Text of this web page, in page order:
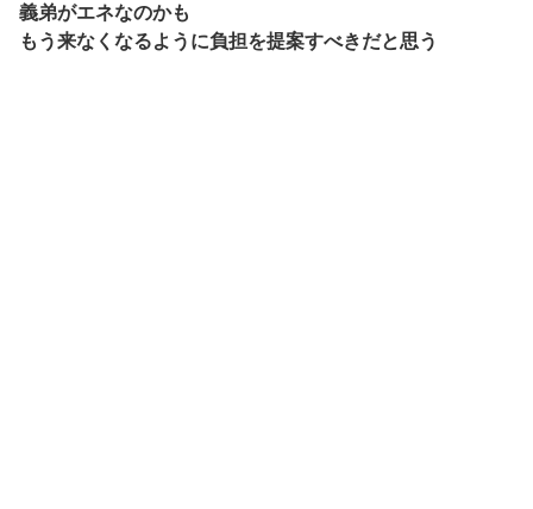
義弟がエネなのかも
もう来なくなるように負担を提案すべきだと思う